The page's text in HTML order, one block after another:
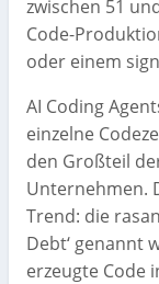
zwischen 51
Code-
oder einem
AI Coding
einzelne
den Großteil
Unternehmen.
Trend: die
Debt‘ genannt
erzeugte Code